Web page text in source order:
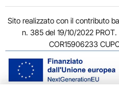
Sito realizzato con il contributo
n. 385 del 19/10/2022
COR15906233